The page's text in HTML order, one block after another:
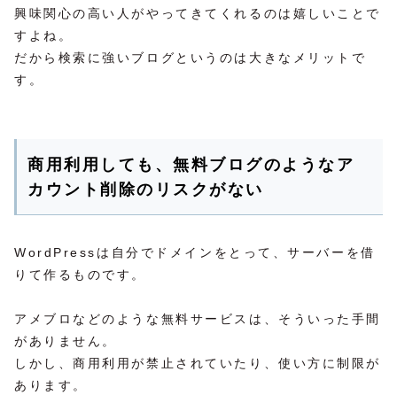
興味関心の高い人がやってきてくれるのは嬉しいことで
すよね。
だから検索に強いブログというのは大きなメリットで
す。
商用利用しても、無料ブログのようなア
カウント削除のリスクがない
WordPressは自分でドメインをとって、サーバーを借
りて作るものです。
アメブロなどのような無料サービスは、そういった手間
がありません。
しかし、商用利用が禁止されていたり、使い方に制限が
あります。